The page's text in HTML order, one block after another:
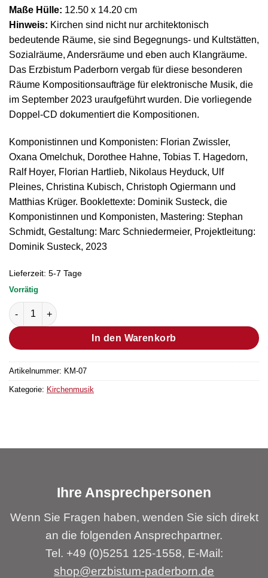
Maße Hülle: 12.50 x 14.20 cm
Hinweis: Kirchen sind nicht nur architektonisch
bedeutende Räume, sie sind Begegnungs- und Kultstätten,
Sozialräume, Andersräume und eben auch Klangräume.
Das Erzbistum Paderborn vergab für diese besonderen
Räume Kompositionsaufträge für elektronische Musik, die
im September 2023 uraufgeführt wurden. Die vorliegende
Doppel-CD dokumentiert die Kompositionen.
Komponistinnen und Komponisten: Florian Zwissler,
Oxana Omelchuk, Dorothee Hahne, Tobias T. Hagedorn,
Ralf Hoyer, Florian Hartlieb, Nikolaus Heyduck, Ulf
Pleines, Christina Kubisch, Christoph Ogiermann und
Matthias Krüger. Booklettexte: Dominik Susteck, die
Komponistinnen und Komponisten, Mastering: Stephan
Schmidt, Gestaltung: Marc Schniedermeier, Projektleitung:
Dominik Susteck, 2023
Lieferzeit: 5-7 Tage
Vorrätig
CD "blau" Menge
In den Warenkorb
Artikelnummer: KM-07
Kategorie: Kirchenmusik
Ihre Ansprechpersonen
Wenn Sie Fragen haben, wenden Sie sich direkt
an die folgenden Ansprechpartner.
Tel. +49 (0)5251 125-1558, E-Mail:
shop@erzbistum-paderborn.de